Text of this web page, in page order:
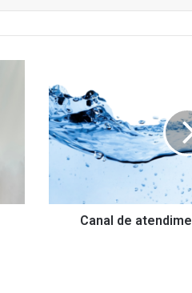
de
atendimento
Águas
do
Canal de